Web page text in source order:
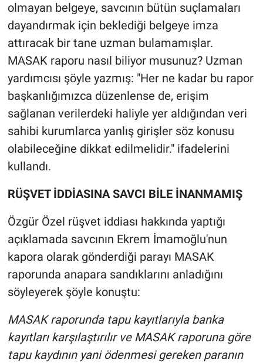
olmayan belgeye, savcının bütün suçlamaları
dayandırmak için beklediği belgeye imza
attıracak bir tane uzman bulamamışlar.
MASAK raporu nasıl biliyor musunuz? Uzman
yardımcısı şöyle yazmış: "Her ne kadar bu rapor
başkanlığımızca düzenlense de, erişim
sağlanan verilerdeki haliyle yer aldığından veri
sahibi kurumlarca yanlış girişler söz konusu
olabileceğine dikkat edilmelidir." ifadelerini
kullandı.
RÜŞVET İDDİASINA SAVCI BİLE İNANMAMIŞ
Özgür Özel rüşvet iddiası hakkında yaptığı
açıklamada savcının Ekrem İmamoğlu'nun
kapora olarak gönderdiği parayı MASAK
raporunda anapara sandıklarını anladığını
söyleyerek şöyle konuştu:
MASAK raporunda tapu kayıtlarıyla banka
kayıtları karşılaştırılır ve MASAK raporuna göre
tapu kaydının yani ödenmesi gereken paranın
Ne demişti
Nedir
Popüler
Programlar
Sağlık
Teknoloji
Türkiye'nin Geleceği
Türkiye'nin Gündemi
Yerel Gündem
Canlı Yayın